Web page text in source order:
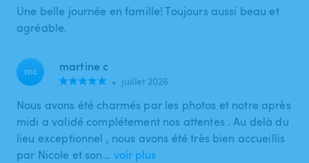
Une belle journée en famille! Toujours aussi beau et
agréable.
mc martine c
• juillet 2026
Nous avons été charmés par les photos et notre après
midi a validé complétement nos attentes . Au delà du
lieu exceptionnel , nous avons été très bien accueillis
par Nicole et son… voir plus